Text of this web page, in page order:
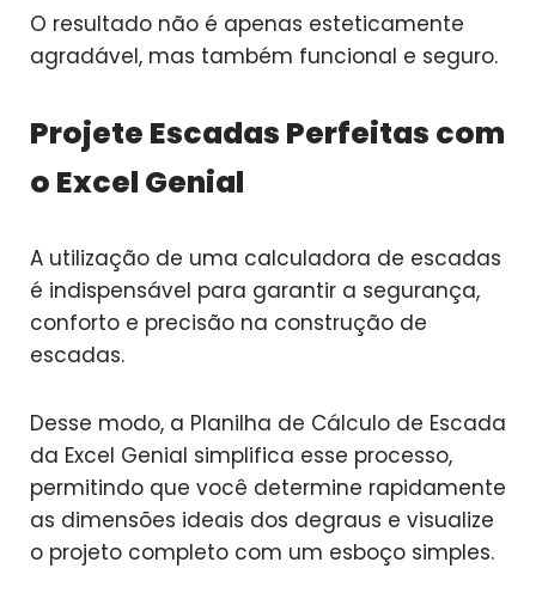
O resultado não é apenas esteticamente
agradável, mas também funcional e seguro.
Projete Escadas Perfeitas com
o Excel Genial
A utilização de uma calculadora de escadas
é indispensável para garantir a segurança,
conforto e precisão na construção de
escadas.
Desse modo, a Planilha de Cálculo de Escada
da Excel Genial simplifica esse processo,
permitindo que você determine rapidamente
as dimensões ideais dos degraus e visualize
o projeto completo com um esboço simples.